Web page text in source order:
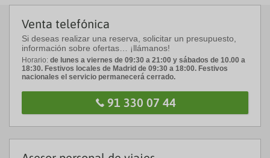
Venta telefónica
Si deseas realizar una reserva, solicitar un presupuesto,
información sobre ofertas… ¡llámanos!
Horario: de lunes a viernes de 09:30 a 21:00 y sábados de 10.00 a
18:30. Festivos locales de Madrid de 09:30 a 18:00. Festivos
nacionales el servicio permanecerá cerrado.
91 330 07 44